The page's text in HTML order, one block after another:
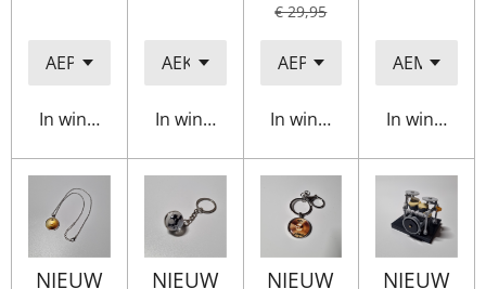
In winkelwagenIn winkelwagen
€ 29,95
In winkelwagenIn
NIEUW
NIEUW
NIEUW
NIEUW